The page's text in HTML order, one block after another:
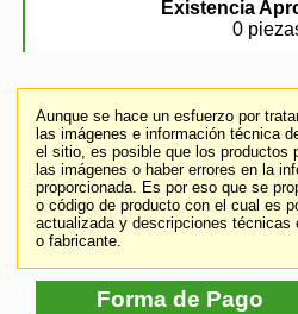
Existencia
0
Aunque se hace un esfuerzo por
las imágenes e información técnica
el sitio, es posible que los productos
las imágenes o haber errores en la
proporcionada. Es por eso que se
o código de producto con el cual es
actualizada y descripciones técnicas
o fabricante.
Forma de Pago